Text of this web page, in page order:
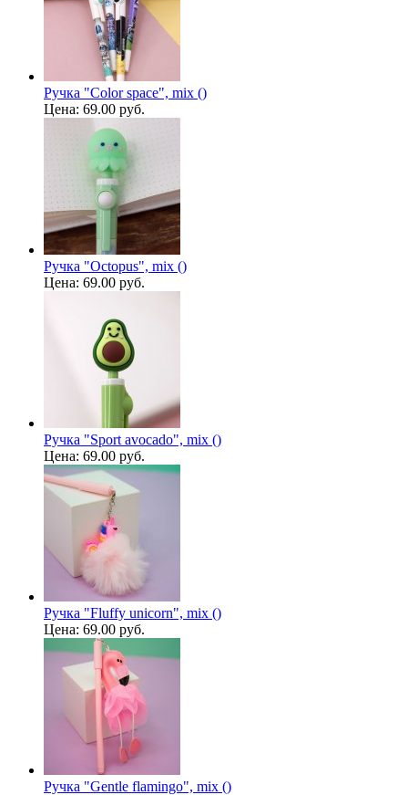
Ручка "Color space", mix ()
Цена: 69.00 руб.
Ручка "Octopus", mix ()
Цена: 69.00 руб.
Ручка "Sport avocado", mix ()
Цена: 69.00 руб.
Ручка "Fluffy unicorn", mix ()
Цена: 69.00 руб.
Ручка "Gentle flamingo", mix ()